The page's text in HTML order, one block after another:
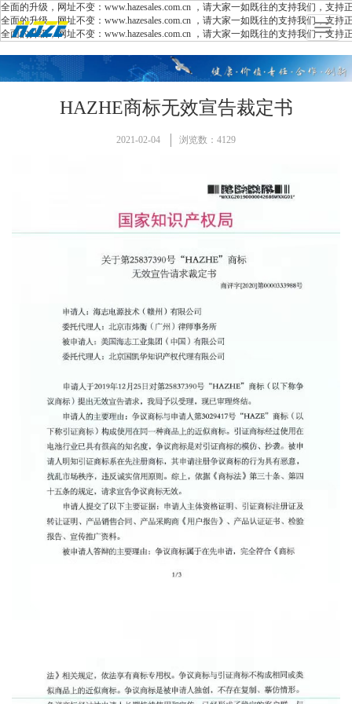
Toggle
HAZHE商标无效宣告裁定书
2021-02-04 浏览数：4129
升级，网址不变：www.hazesales.com.cn ，请大家一如既往的支持我们，支持
升级，网址不变：www.hazesales.com.cn ，请大家一如既往的支持我们，支持
升级，网址不变：www.hazesales.com.cn ，请大家一如既往的支持我们，支持